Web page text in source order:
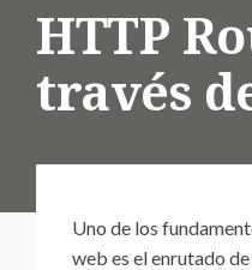
HTTP
través
Uno de los
web es el enrutado